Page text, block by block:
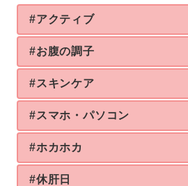
#アクティブ
#お腹の調子
#スキンケア
#スマホ・パソコン
#ホカホカ
#休肝日